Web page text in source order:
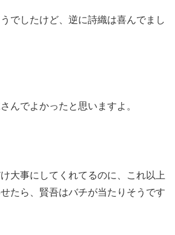
でしたけど、逆に詩織は喜んでまし
んでよかったと思いますよ。
大事にしてくれてるのに、これ以上
たら、賢吾はバチが当たりそうです